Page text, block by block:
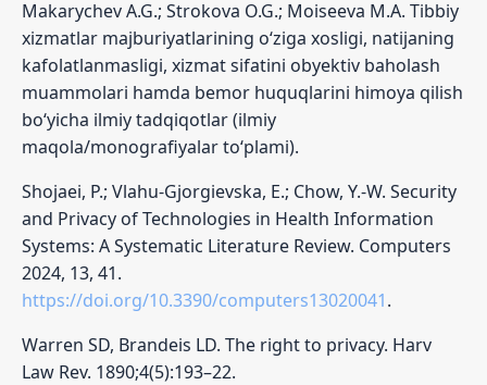
Makarychev A.G.; Strokova O.G.; Moiseeva M.A. Tibbiy
xizmatlar majburiyatlarining o‘ziga xosligi, natijaning
kafolatlanmasligi, xizmat sifatini obyektiv baholash
muammolari hamda bemor huquqlarini himoya qilish
bo‘yicha ilmiy tadqiqotlar (ilmiy
maqola/monografiyalar to‘plami).
Shojaei, P.; Vlahu-Gjorgievska, E.; Chow, Y.-W. Security
and Privacy of Technologies in Health Information
Systems: A Systematic Literature Review. Computers
2024, 13, 41.
https://doi.org/10.3390/computers13020041.
Warren SD, Brandeis LD. The right to privacy. Harv
Law Rev. 1890;4(5):193–22.